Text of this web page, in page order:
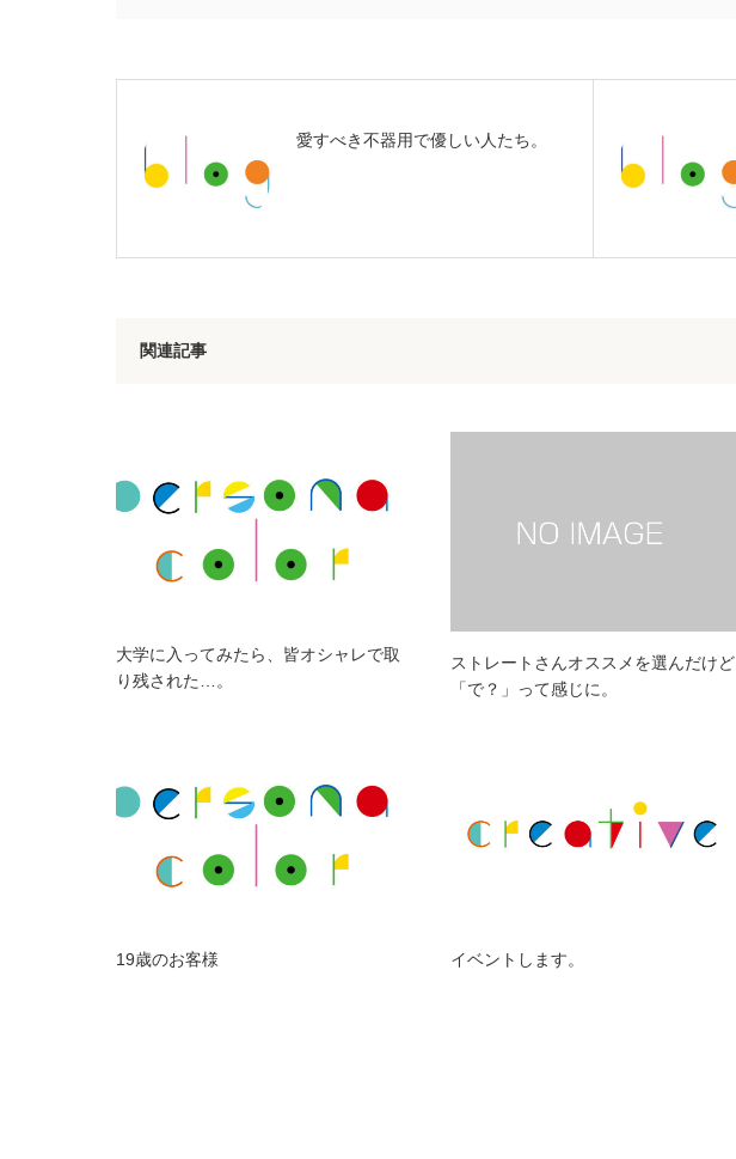
愛すべき不器用で優しい人たち。
関連記事
大学に入ってみたら、皆オシャレで取
り残された…。
ストレートさんオススメを選んだけど
「で？」って感じに。
19歳のお客様 イベントします。